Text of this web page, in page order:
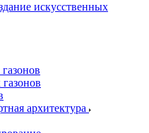
искусственных
архитектура